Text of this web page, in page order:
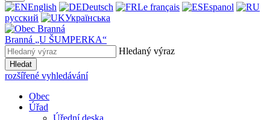
English Deutsch Le français
Espanol
русский
Українська
Branná „U ŠUMPERKA“
Hledaný výraz
Hledat
rozšířené vyhledávání
Obec
Úřad
Úřední deska